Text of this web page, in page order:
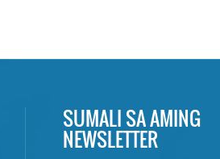
SUMALI SA AMING
NEWSLETTER